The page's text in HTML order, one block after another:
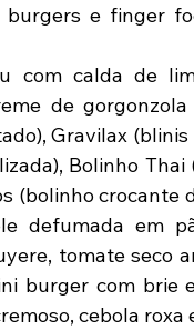
e finger
com calda de
de
Gravilax
Bolinho
(bolinho crocante
defumada em
tomate seco
burger com brie
cebola roxa